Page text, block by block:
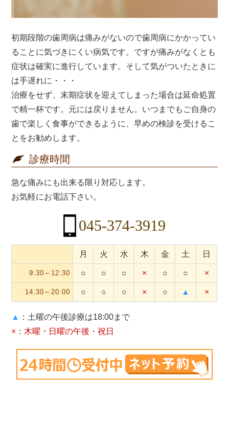
初期段階の歯周病は痛みがないので歯周病にかかってい
ることに気づきにくい病気です。ですが痛みがなくとも
症状は確実に進行しています。そして気がついたときに
は手遅れに・・・
治療をせず、末期症状を迎えてしまった場合は延命処置
で精一杯です。元には戻りません。いつまでもご自身の
歯で楽しく食事ができるように、早めの検診を受けるこ
とをお勧めします。
診療時間
急な痛みにも出来る限り対応します。
お気軽にお電話下さい。
045-374-3919
月 火 水 木 金 土 日
9:30～12:30 ○ ○ ○ × ○ ○ ×
14:30～20:00 ○ ○ ○ × ○ ▲ ×
▲
：土曜の午後診療は18:00まで
×：木曜・日曜の午後・祝日